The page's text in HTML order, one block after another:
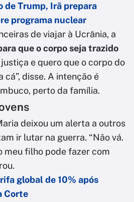
de Trump, Irã prepara
programa nuclear
de viajar à Ucrânia, a
que o corpo seja trazido
justiça e quero que o corpo do
cá”, disse. A intenção é
perto da família.
deixou um alerta a outros
ir lutar na guerra. “Não vá.
meu filho pode fazer com
global de 10% após
Corte